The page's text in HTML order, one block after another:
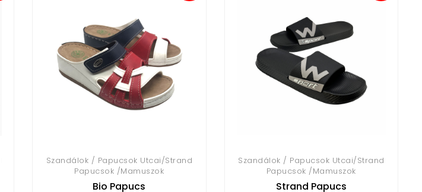
Szandálok / Papucsok Utcai/Strand
Papucsok /Mamuszok
Bio Papucs
Szandálok / Papucsok Utcai/Strand
Papucsok /Mamuszok
Strand Papucs